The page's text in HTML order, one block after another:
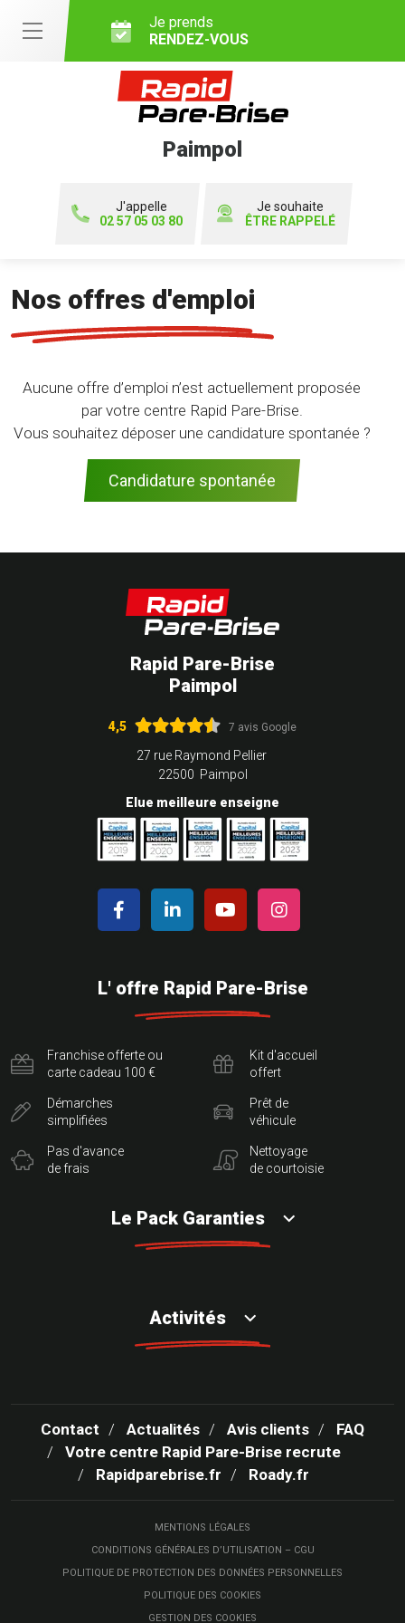
Je prends
RENDEZ-VOUS
Paimpol
J'appelle
02 57 05 03 80
Je souhaite
ÊTRE RAPPELÉ
Nos offres d'emploi
Aucune offre d’emploi n’est actuellement proposée
par votre centre Rapid Pare-Brise.
Vous souhaitez déposer une candidature spontanée ?
Candidature spontanée
Rapid Pare-Brise
Paimpol
4,5 7 avis Google
27 rue Raymond Pellier
22500 Paimpol
Elue meilleure enseigne
L' offre Rapid Pare-Brise
Franchise offerte ou
carte cadeau 100 €
Démarches
simplifiées
Pas d'avance
de frais
Kit d'accueil
offert
Prêt de
véhicule
Nettoyage
de courtoisie
Le Pack Garanties
Activités
Contact Actualités Avis clients
FAQ
Votre centre Rapid Pare-Brise recrute
Rapidparebrise.fr
Roady.fr
MENTIONS LÉGALES
CONDITIONS GÉNÉRALES D’UTILISATION – CGU
POLITIQUE DE PROTECTION DES DONNÉES PERSONNELLES
POLITIQUE DES COOKIES
GESTION DES COOKIES